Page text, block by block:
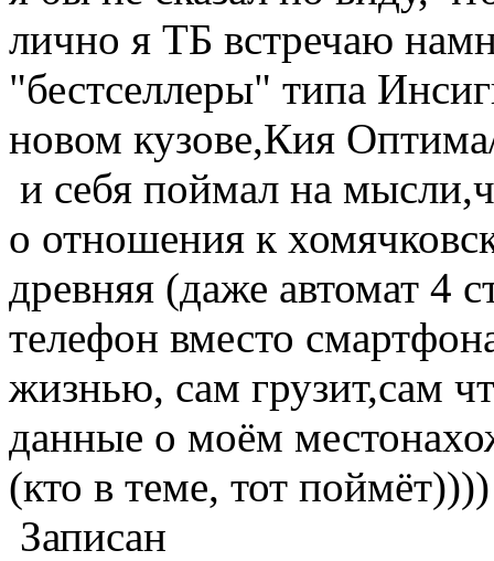
лично я ТБ встречаю
"бестселлеры" типа
новом кузове,Кия
и себя поймал на
о отношения к
древняя (даже автомат 4
телефон вместо
жизнью, сам грузит,сам
данные о моём
(кто в теме, тот поймёт))))
Записан